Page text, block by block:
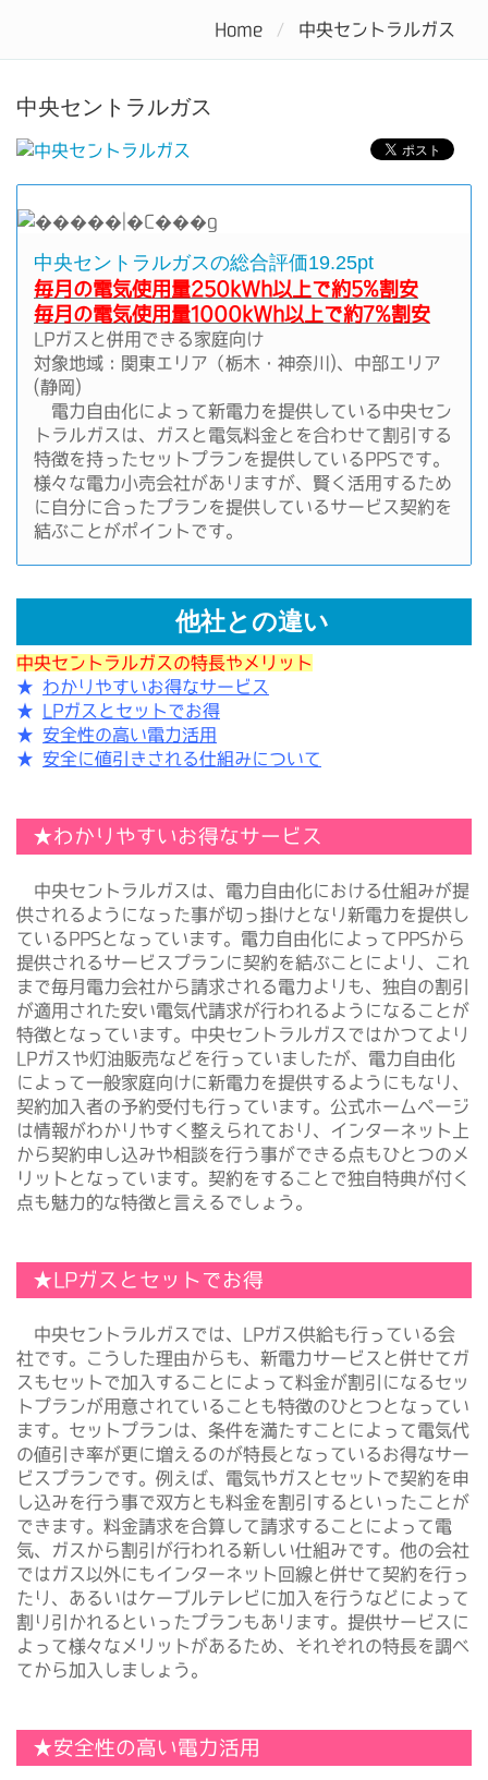
電力自由化で電気料金をお得にするなら電力会社を比較しよう
Home 中央セントラルガス
中央セントラルガス
中央セントラルガスの総合評価19.25pt
毎月の電気使用量250kWh以上で約5%割安
毎月の電気使用量1000kWh以上で約7%割安
LPガスと併用できる家庭向け
対象地域：関東エリア（栃木・神奈川)、中部エリア
(静岡)
電力自由化によって新電力を提供している中央セン
トラルガスは、ガスと電気料金とを合わせて割引する
特徴を持ったセットプランを提供しているPPSです。
様々な電力小売会社がありますが、賢く活用するため
に自分に合ったプランを提供しているサービス契約を
結ぶことがポイントです。
他社との違い
中央セントラルガスの特長やメリット
★ わかりやすいお得なサービス
★
LPガスとセットでお得
★ 安全性の高い電力活用
★ 安全に値引きされる仕組みについて
★わかりやすいお得なサービス
中央セントラルガスは、電力自由化における仕組みが提
供されるようになった事が切っ掛けとなり新電力を提供し
ているPPSとなっています。電力自由化によってPPSから
提供されるサービスプランに契約を結ぶことにより、これ
まで毎月電力会社から請求される電力よりも、独自の割引
が適用された安い電気代請求が行われるようになることが
特徴となっています。中央セントラルガスではかつてより
LPガスや灯油販売などを行っていましたが、電力自由化
によって一般家庭向けに新電力を提供するようにもなり、
契約加入者の予約受付も行っています。公式ホームページ
は情報がわかりやすく整えられており、インターネット上
から契約申し込みや相談を行う事ができる点もひとつのメ
リットとなっています。契約をすることで独自特典が付く
点も魅力的な特徴と言えるでしょう。
★LPガスとセットでお得
中央セントラルガスでは、LPガス供給も行っている会
社です。こうした理由からも、新電力サービスと併せてガ
スもセットで加入することによって料金が割引になるセッ
トプランが用意されていることも特徴のひとつとなってい
ます。セットプランは、条件を満たすことによって電気代
の値引き率が更に増えるのが特長となっているお得なサー
ビスプランです。例えば、電気やガスとセットで契約を申
し込みを行う事で双方とも料金を割引するといったことが
できます。料金請求を合算して請求することによって電
気、ガスから割引が行われる新しい仕組みです。他の会社
ではガス以外にもインターネット回線と併せて契約を行っ
たり、あるいはケーブルテレビに加入を行うなどによって
割り引かれるといったプランもあります。提供サービスに
よって様々なメリットがあるため、それぞれの特長を調べ
てから加入しましょう。
★安全性の高い電力活用